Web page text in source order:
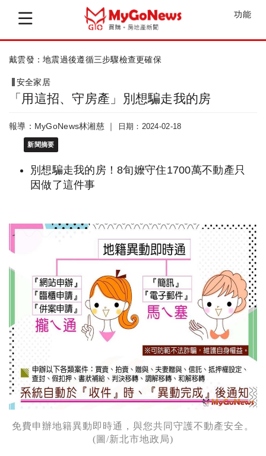
功能
住宅震險投保率不到38％！你家有投保嗎？
安全家居
「用這招、守房產」別想騙走我的房
報導：MyGoNews林湘慈 ｜ 日期：2024-02-18
新聞摘要
別想騙走我的房！8旬嬤守住1700萬不動產只
因做了這件事
免費申辦地籍異動即時通，與您共同守護不動產安全。
(圖/新北市地政局)